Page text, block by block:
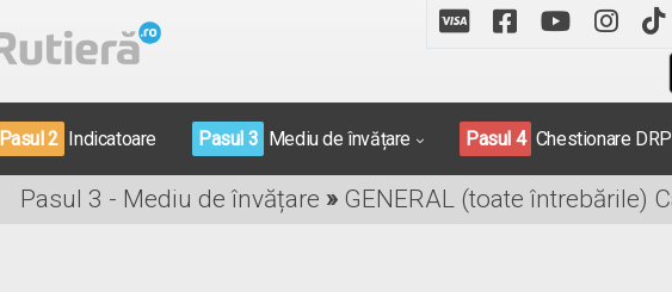
Pasul 2 Indicatoare Pasul 3 Mediu de învățare Pasul 4 Chestionare
Pasul 3 - Mediu de învățare » GENERAL (toate întrebările)